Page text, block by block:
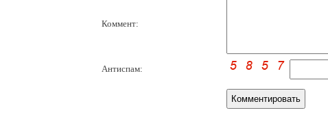
Коммент:
Антиспам: